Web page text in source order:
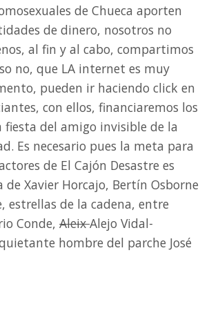
de Chueca aporten
de dinero, nosotros no
al fin y al cabo, compartimos
no, que LA internet es muy
pueden ir haciendo click en
con ellos, financiaremos los
fiesta del amigo invisible de la
Es necesario pues la meta para
de El Cajón Desastre es
Xavier Horcajo, Bertín Osborne
estrellas de la cadena, entre
Conde, AleixAlejo Vidal-
hombre del parche José